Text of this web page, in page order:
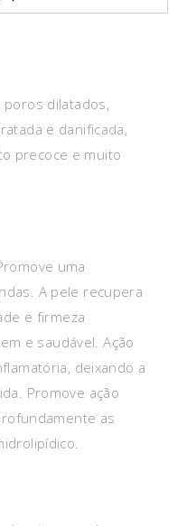
poros dilatados,
e danificada,
precoce e muito
uma
A pele recupera
e firmeza
e saudável. Ação
deixando a
Promove ação
as